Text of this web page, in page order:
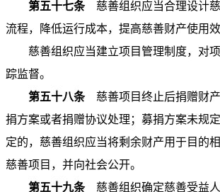
第五十七条慈善组织应当合理设计
流程，降低运行成本，提高慈善财产使用效
慈善组织应当建立项目管理制度，对
踪监督。
第五十八条慈善项目终止后捐赠财
捐方案或者捐赠协议处理；募捐方案未规
定的，慈善组织应当将剩余财产用于目的
慈善项目，并向社会公开。
第五十九条慈善组织确定慈善受益人